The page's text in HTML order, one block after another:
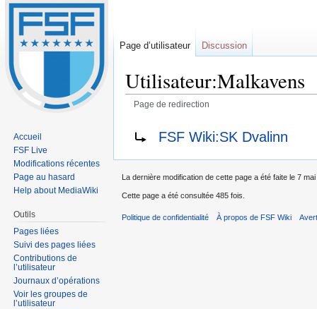
Utilisateur:Malkavens
Page de redirection
la
navigation
la
recherche
FSF Wiki:SK Dvalinn
Page d’utilisateur Discussion
Accueil
FSF Live
Modifications récentes
Page au hasard
Help about MediaWiki
Outils
Pages liées
Suivi des pages liées
Contributions de
l’utilisateur
Journaux d’opérations
Voir les groupes de
l’utilisateur
La dernière modification de cette page a été faite le 7
Cette page a été consultée 485 fois.
Politique de confidentialité À propos de FSF Wiki